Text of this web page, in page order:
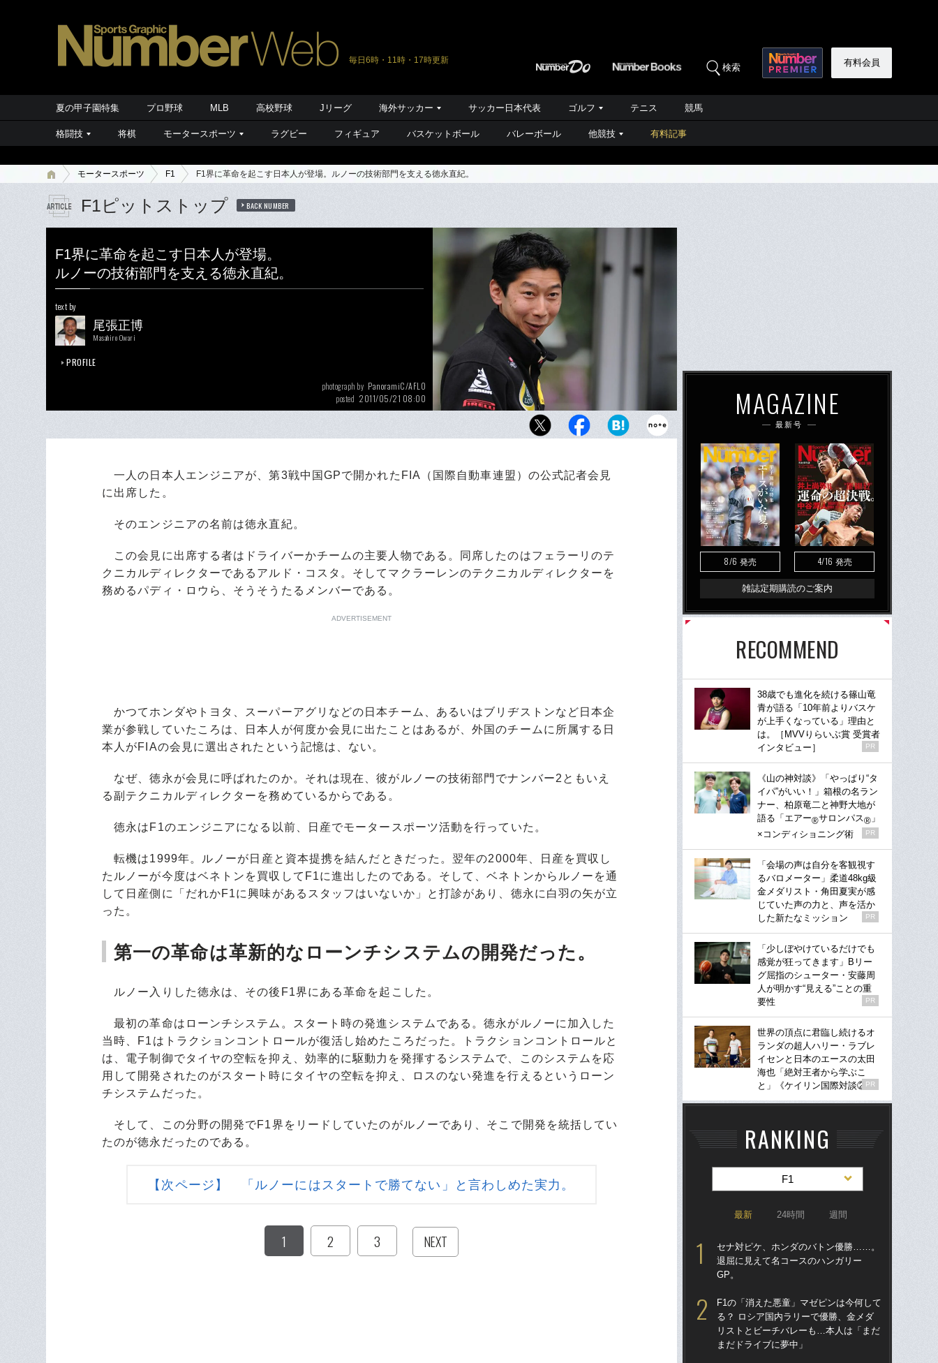
毎日6時・11時・17時更新
検索 有料会員
夏の甲子園特集 プロ野球 MLB 高校野球 Jリーグ 海外サッカー サッカー日本代表 ゴルフ テニス 競馬
格闘技 将棋 モータースポーツ ラグビー フィギュア バスケットボール バレーボール 他競技 有料記事
モータースポーツ F1 F1界に革命を起こす日本人が登場。ルノーの技術部門を支える徳永直紀。
F1ピットストップ BACK NUMBER
F1界に革命を起こす日本人が登場。
ルノーの技術部門を支える徳永直紀。
text by
尾張正博
Masahiro Owari
PROFILE
photograph by PanoramiC/AFLO
posted 2011/05/21 08:00
日産時代にはスカイラインGT-Rのシステムも担当してい
一人の日本人エンジニアが、第3戦中国GPで開かれたFIA（国際自動車連盟）の公式記者会見
に出席した。
そのエンジニアの名前は徳永直紀。
この会見に出席する者はドライバーかチームの主要人物である。同席したのはフェラーリのテ
クニカルディレクターであるアルド・コスタ。そしてマクラーレンのテクニカルディレクターを
務めるパディ・ロウら、そうそうたるメンバーである。
ADVERTISEMENT
かつてホンダやトヨタ、スーパーアグリなどの日本チーム、あるいはブリヂストンなど日本企
業が参戦していたころは、日本人が何度か会見に出たことはあるが、外国のチームに所属する日
本人がFIAの会見に選出されたという記憶は、ない。
なぜ、徳永が会見に呼ばれたのか。それは現在、彼がルノーの技術部門でナンバー2ともいえ
る副テクニカルディレクターを務めているからである。
徳永はF1のエンジニアになる以前、日産でモータースポーツ活動を行っていた。
転機は1999年。ルノーが日産と資本提携を結んだときだった。翌年の2000年、日産を買収し
たルノーが今度はベネトンを買収してF1に進出したのである。そして、ベネトンからルノーを通
して日産側に「だれかF1に興味があるスタッフはいないか」と打診があり、徳永に白羽の矢が立
った。
第一の革命は革新的なローンチシステムの開発だった。
ルノー入りした徳永は、その後F1界にある革命を起こした。
最初の革命はローンチシステム。スタート時の発進システムである。徳永がルノーに加入した
当時、F1はトラクションコントロールが復活し始めたころだった。トラクションコントロールと
は、電子制御でタイヤの空転を抑え、効率的に駆動力を発揮するシステムで、このシステムを応
用して開発されたのがスタート時にタイヤの空転を抑え、ロスのない発進を行えるというローン
チシステムだった。
そして、この分野の開発でF1界をリードしていたのがルノーであり、そこで開発を統括してい
たのが徳永だったのである。
【次ページ】 「ルノーにはスタートで勝てない」と言わしめた実力。
1 2 3 NEXT
MAGAZINE
最新号
8/6 発売 4/16 発売
雑誌定期購読のご案内
RECOMMEND
38歳でも進化を続ける篠山竜
青が語る「10年前よりバスケ
が上手くなっている」理由と
は。［MVVりらいぶ賞 受賞者
インタビュー］
PR
《山の神対談》「やっぱり“タ
イパ”がいい！」箱根の名ラン
ナー、柏原竜二と神野大地が
語る「エアー®サロンパス® 」
×コンディショニング術
PR
「会場の声は自分を客観視す
るバロメーター」柔道48kg級
金メダリスト・角田夏実が感
じていた声の力と、声を活か
した新たなミッション
PR
「少しぼやけているだけでも
感覚が狂ってきます」Bリー
グ屈指のシューター・安藤周
人が明かす“見える”ことの重
要性
PR
世界の頂点に君臨し続けるオ
ランダの超人ハリー・ラブレ
イセンと日本のエースの太田
海也「絶対王者から学ぶこ
と」《ケイリン国際対談②》
PR
RANKING
F1
最新 24時間 週間
セナ対ピケ、ホンダのバトン優勝……。
退屈に見えて名コースのハンガリー
GP。
F1の「消えた悪童」マゼピンは今何して
る？ ロシア国内ラリーで優勝、金メダ
リストとビーチバレーも…本人は「まだ
まだドライブに夢中」